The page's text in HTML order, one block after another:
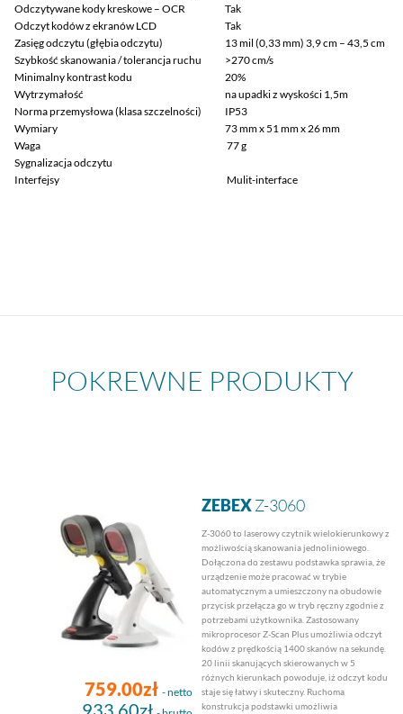
Odczytywane kody kreskowe – OCR
Tak
Odczyt kodów z ekranów LCD
Tak
Zasięg odczytu (głębia odczytu)
13 mil (0,33 mm) 3,9 cm – 43,5 cm
Szybkość skanowania / tolerancja ruchu
>270 cm/s
Minimalny kontrast kodu
20%
Wytrzymałość
na upadki z wyskości 1,5m
Norma przemysłowa (klasa szczelności)
IP53
Wymiary
73 mm x 51 mm x 26 mm
Waga
77 g
Sygnalizacja odczytu
Interfejsy
Mulit-interface
POKREWNE PRODUKTY
759.00zł - netto
933.60zł
ZEBEXZ-3060
Z-3060 to laserowy czytnik wielokierunkowy z
możliwością skanowania jednoliniowego.
Dołączona do zestawu podstawka sprawia, że
urządzenie może pracować w trybie
automatycznym a umieszczony na obudowie
przycisk przełącza go w tryb ręczny zgodnie z
potrzebami użytkownika. Zastosowany
mikroprocesor Z-Scan Plus umożliwia odczyt
kodów z prędkością 1400 skanów na sekundę.
20 linii skanujących skierowanych w 5
różnych kierunkach powoduje, iż odczyt kodu
staje się łatwy i skuteczny. Ruchoma
konstrukcja podstawki umożliwia